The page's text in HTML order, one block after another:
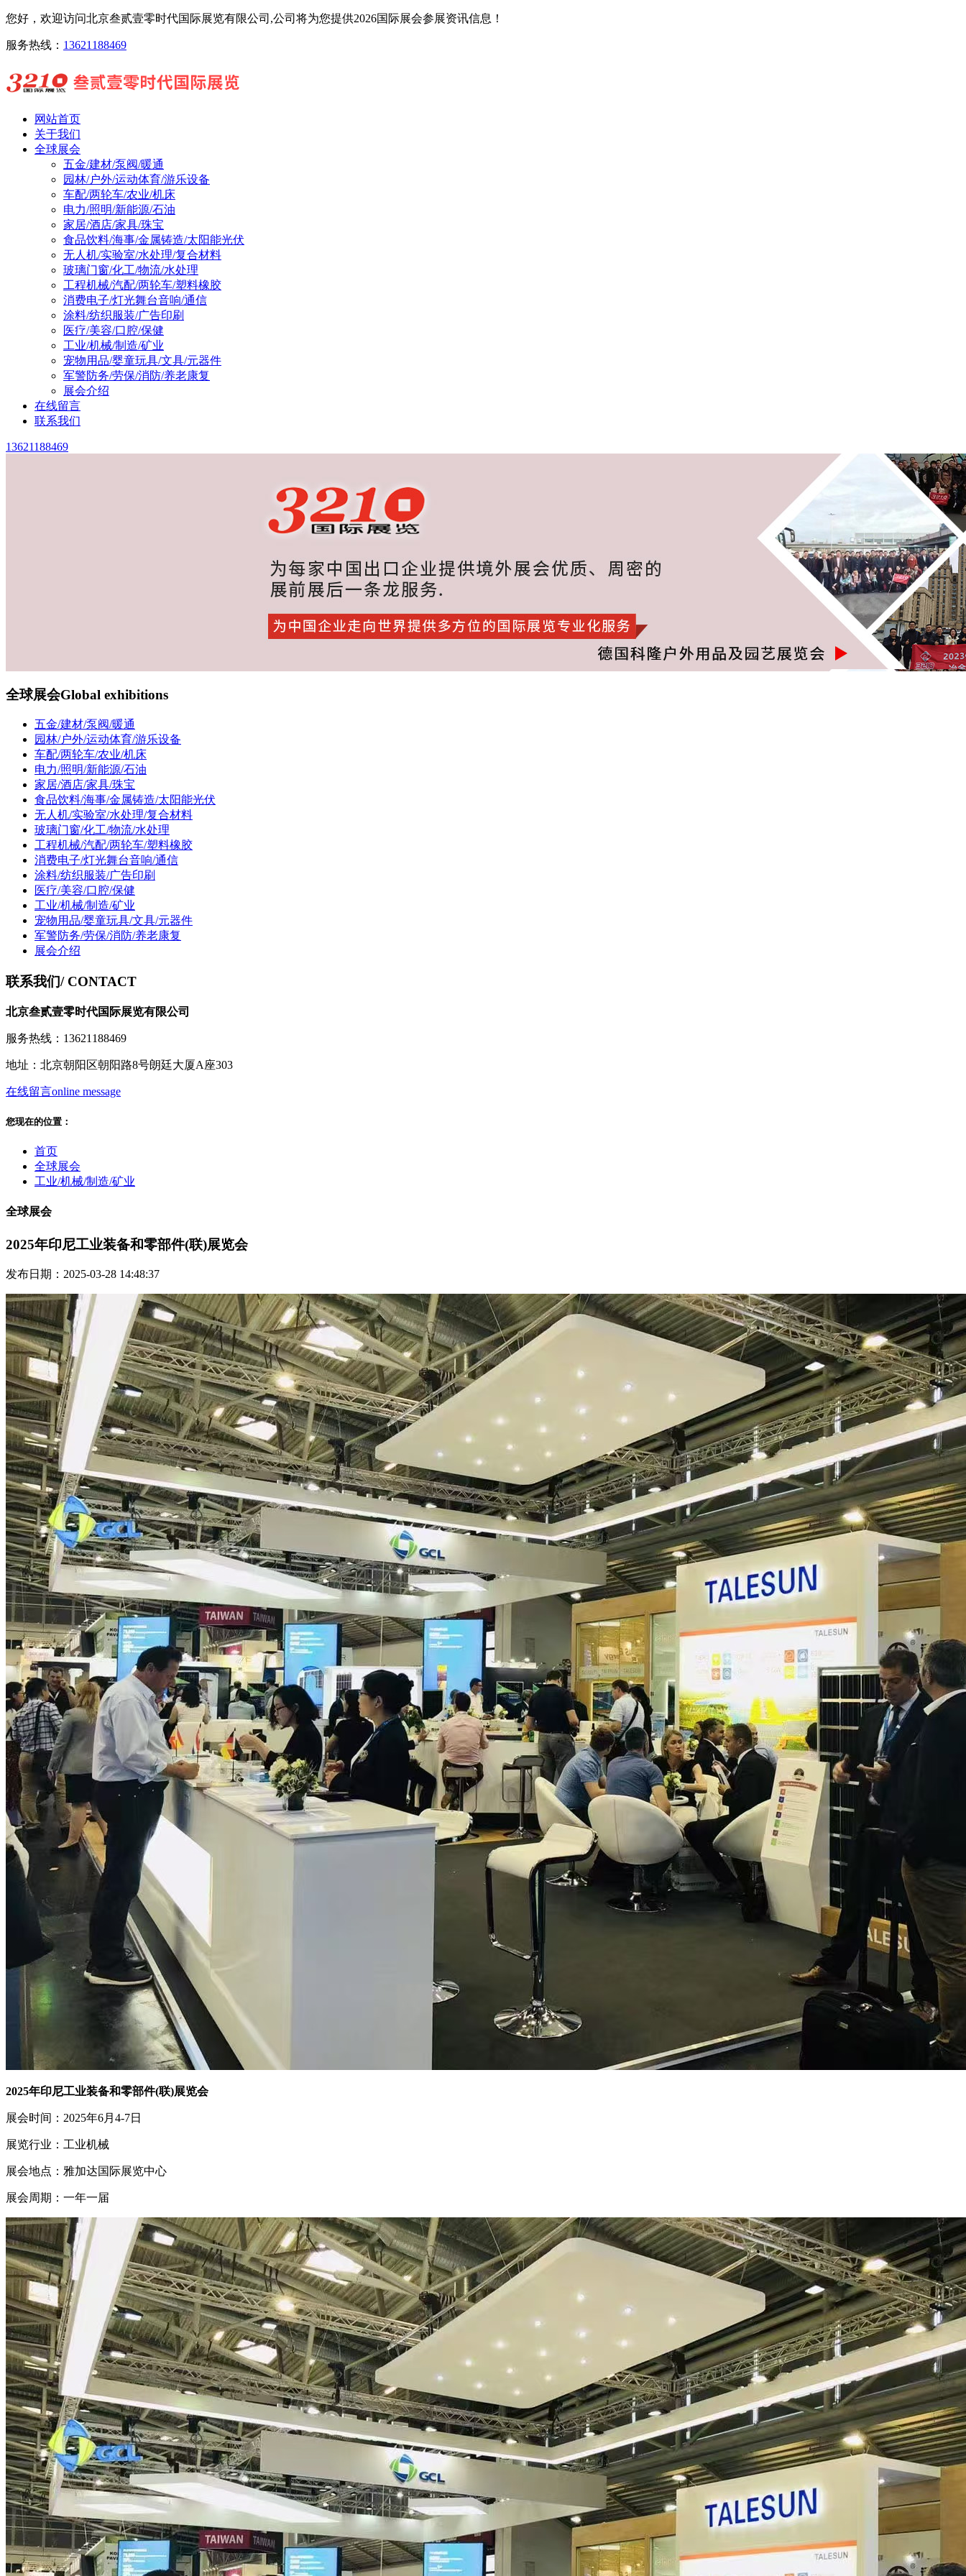
您好，欢迎访问北京叁贰壹零时代国际展览有限公司,公司将为您提供2026国际展会参展资讯信息！
服务热线： 13621188469
网站首页
关于我们
全球展会
五金/建材/泵阀/暖通
园林/户外/运动体育/游乐设备
车配/两轮车/农业/机床
电力/照明/新能源/石油
家居/酒店/家具/珠宝
食品饮料/海事/金属铸造/太阳能光伏
无人机/实验室/水处理/复合材料
玻璃门窗/化工/物流/水处理
工程机械/汽配/两轮车/塑料橡胶
消费电子/灯光舞台音响/通信
涂料/纺织服装/广告印刷
医疗/美容/口腔/保健
工业/机械/制造/矿业
宠物用品/婴童玩具/文具/元器件
军警防务/劳保/消防/养老康复
展会介绍
在线留言
联系我们
13621188469
全球展会Global exhibitions
五金/建材/泵阀/暖通
园林/户外/运动体育/游乐设备
车配/两轮车/农业/机床
电力/照明/新能源/石油
家居/酒店/家具/珠宝
食品饮料/海事/金属铸造/太阳能光伏
无人机/实验室/水处理/复合材料
玻璃门窗/化工/物流/水处理
工程机械/汽配/两轮车/塑料橡胶
消费电子/灯光舞台音响/通信
涂料/纺织服装/广告印刷
医疗/美容/口腔/保健
工业/机械/制造/矿业
宠物用品/婴童玩具/文具/元器件
军警防务/劳保/消防/养老康复
展会介绍
联系我们/ CONTACT
北京叁贰壹零时代国际展览有限公司
服务热线：13621188469
地址：北京朝阳区朝阳路8号朗廷大厦A座303
在线留言online message
您现在的位置：
首页
全球展会
工业/机械/制造/矿业
全球展会
2025年印尼工业装备和零部件(联)展览会
发布日期：2025-03-28 14:48:37
2025年印尼工业装备和零部件(联)展览会
展会时间：2025年6月4-7日
展览行业：工业机械
展会地点：雅加达国际展览中心
展会周期：一年一届